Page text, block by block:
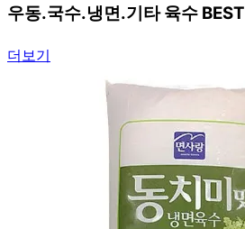
우동.국수.냉면.기타 육수 BEST
더보기